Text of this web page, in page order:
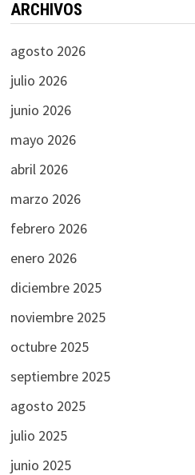
ARCHIVOS
agosto 2026
julio 2026
junio 2026
mayo 2026
abril 2026
marzo 2026
febrero 2026
enero 2026
diciembre 2025
noviembre 2025
octubre 2025
septiembre 2025
agosto 2025
julio 2025
junio 2025